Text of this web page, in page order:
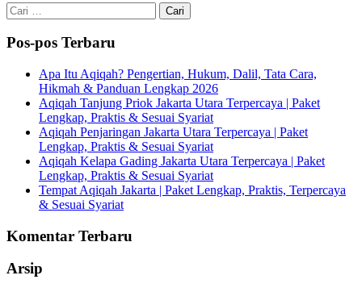
Cari
untuk:
Pos-pos Terbaru
Apa Itu Aqiqah? Pengertian, Hukum, Dalil, Tata Cara,
Hikmah & Panduan Lengkap 2026
Aqiqah Tanjung Priok Jakarta Utara Terpercaya | Paket
Lengkap, Praktis & Sesuai Syariat
Aqiqah Penjaringan Jakarta Utara Terpercaya | Paket
Lengkap, Praktis & Sesuai Syariat
Aqiqah Kelapa Gading Jakarta Utara Terpercaya | Paket
Lengkap, Praktis & Sesuai Syariat
Tempat Aqiqah Jakarta | Paket Lengkap, Praktis, Terpercaya
& Sesuai Syariat
Komentar Terbaru
Arsip